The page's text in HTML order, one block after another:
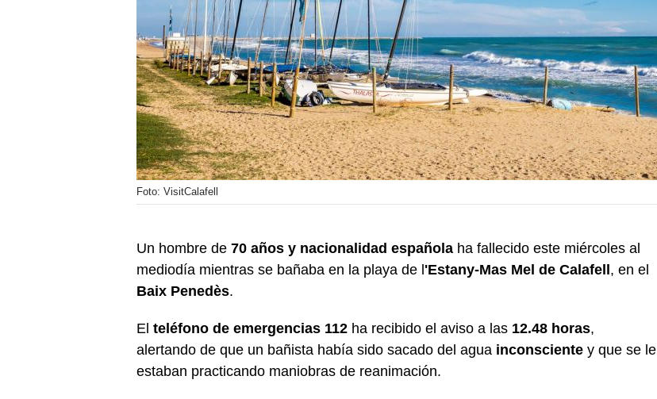
Foto: VisitCalafell
Un hombre de 70 años y nacionalidad española ha fallecido este miércoles al
mediodía mientras se bañaba en la playa de l'Estany-Mas Mel de Calafell, en el
Baix Penedès.
El teléfono de emergencias 112 ha recibido el aviso a las 12.48 horas,
alertando de que un bañista había sido sacado del agua inconsciente y que se le
estaban practicando maniobras de reanimación.